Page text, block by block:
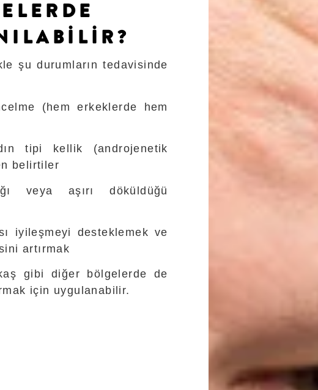
şu durumların tedavisinde
(hem erkeklerde hem
tipi kellik (androjenetik
belirtiler
veya aşırı döküldüğü
iyileşmeyi desteklemek ve
artırmak
gibi diğer bölgelerde de
için uygulanabilir.